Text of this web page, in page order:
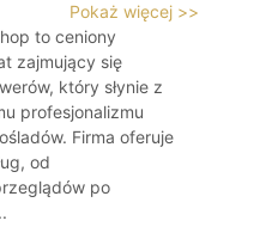
Pokaż więcej >>
to ceniony
zajmujący się
który słynie z
profesjonalizmu
Firma oferuje
od
po